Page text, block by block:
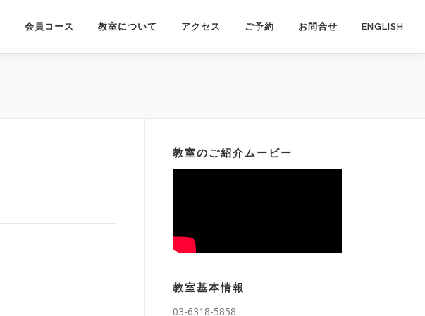
会員コース 教室について アクセス ご予約 お問合せ ENGLISH
教室のご紹介ムービー
教室基本情報
03-6318-5858